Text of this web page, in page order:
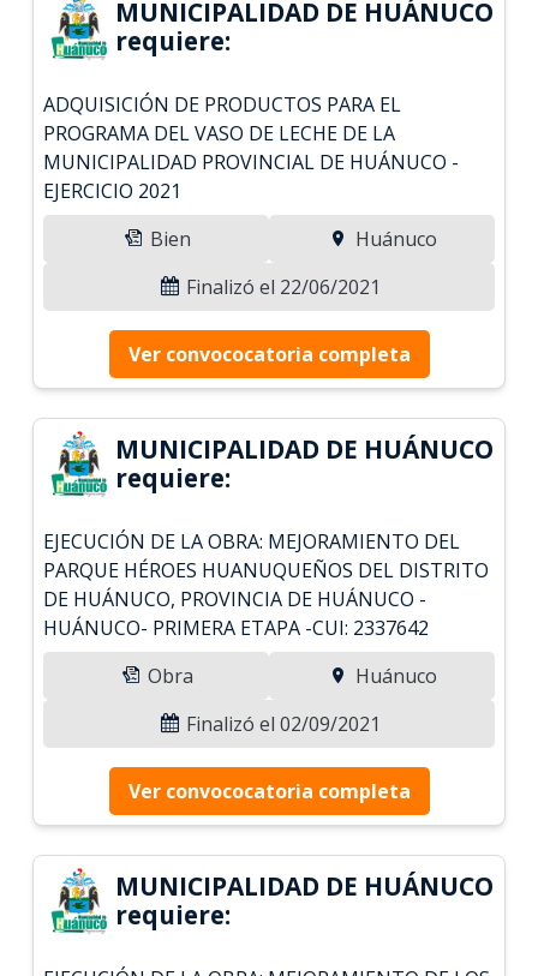
MUNICIPALIDAD DE HUÁNUCO
requiere:
ADQUISICIÓN DE PRODUCTOS PARA EL
PROGRAMA DEL VASO DE LECHE DE LA
MUNICIPALIDAD PROVINCIAL DE HUÁNUCO -
EJERCICIO 2021
Bien
Huánuco
Finalizó el 22/06/2021
Ver convococatoria completa
MUNICIPALIDAD DE HUÁNUCO
requiere:
EJECUCIÓN DE LA OBRA: MEJORAMIENTO DEL
PARQUE HÉROES HUANUQUEÑOS DEL DISTRITO
DE HUÁNUCO, PROVINCIA DE HUÁNUCO -
HUÁNUCO- PRIMERA ETAPA -CUI: 2337642
Obra
Huánuco
Finalizó el 02/09/2021
Ver convococatoria completa
MUNICIPALIDAD DE HUÁNUCO
requiere: